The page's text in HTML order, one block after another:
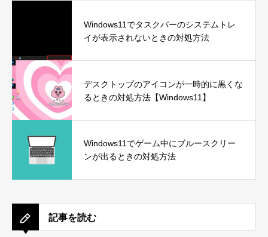
Windows11でタスクバーのシステムトレ
イが表示されないときの対処方法
デスクトップのアイコンが一時的に黒くな
るときの対処方法【Windows11】
Windows11でゲーム中にブルースクリー
ンが出るときの対処方法
記事を読む